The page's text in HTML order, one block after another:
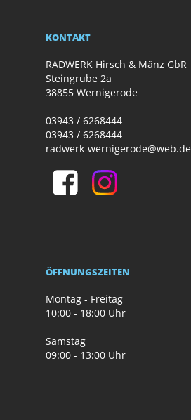
KONTAKT
RADWERK Hirsch & Mänz GbR
Steingrube 2a
38855 Wernigerode
03943 / 6268444
03943 / 6268444
radwerk-wernigerode@web.de
ÖFFNUNGSZEITEN
Montag - Freitag
10:00 - 18:00 Uhr
Samstag
09:00 - 13:00 Uhr